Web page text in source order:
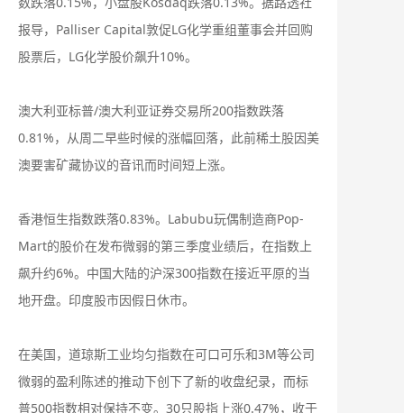
报导，Palliser Capital敦促LG化学重组董事会并回购
股票后，LG化学股价飙升10%。
澳大利亚标普/澳大利亚证券交易所200指数跌落
0.81%，从周二早些时候的涨幅回落，此前稀土股因美
澳要害矿藏协议的音讯而时间短上涨。
香港恒生指数跌落0.83%。Labubu玩偶制造商Pop-
Mart的股价在发布微弱的第三季度业绩后，在指数上
飙升约6%。中国大陆的沪深300指数在接近平原的当
地开盘。印度股市因假日休市。
在美国，道琼斯工业均匀指数在可口可乐和3M等公司
微弱的盈利陈述的推动下创下了新的收盘纪录，而标
普500指数相对保持不变。30只股指上涨0.47%，收于